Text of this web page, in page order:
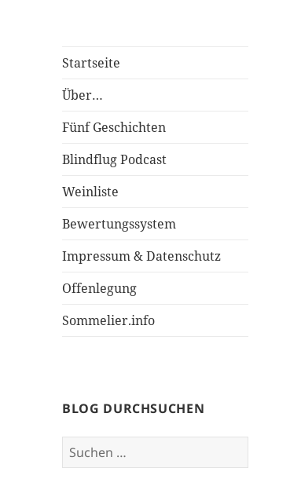
Startseite
Über…
Fünf Geschichten
Blindflug Podcast
Weinliste
Bewertungssystem
Impressum & Datenschutz
Offenlegung
Sommelier.info
BLOG DURCHSUCHEN
Suchen
nach: